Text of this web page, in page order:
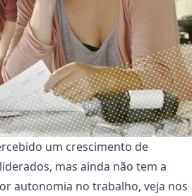
um crescimento de
mas ainda não tem a
autonomia no trabalho, veja nos